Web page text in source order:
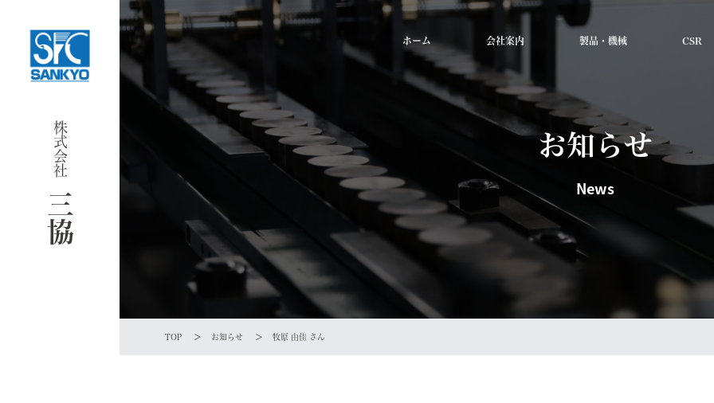
株式会社
三協
ホーム 会社案内 製品・機械 CSR
Company
会社案内
Product＆Facility
製品紹介＆機械設備
CSR
お知らせ
News
TOP お知らせ 牧原 由佳 さん